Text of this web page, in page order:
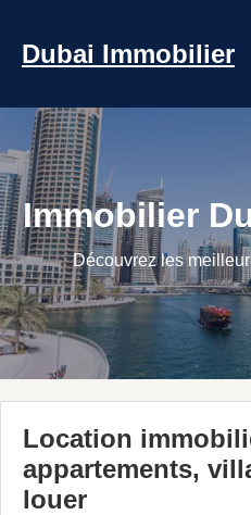
Dubai Immobilier
Immobilier
Découvrez les
Location
appartements,
louer